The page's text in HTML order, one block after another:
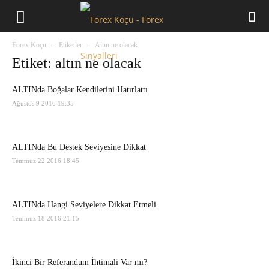
Forex Koçu Etiketler Altın ne olacak
Etiket: altın ne olacak
ALTINda Boğalar Kendilerini Hatırlattı
Ağustos 9 2016 19:35
ALTINda Bu Destek Seviyesine Dikkat
Temmuz 22 2016 18:45
ALTINda Hangi Seviyelere Dikkat Etmeli
Temmuz 18 2016 21:15
İkinci Bir Referandum İhtimali Var mı?